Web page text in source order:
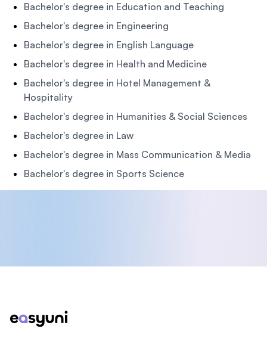
Bachelor's degree in Education and Teaching
Bachelor's degree in Engineering
Bachelor's degree in English Language
Bachelor's degree in Health and Medicine
Bachelor's degree in Hotel Management &
Hospitality
Bachelor's degree in Humanities & Social Sciences
Bachelor's degree in Law
Bachelor's degree in Mass Communication & Media
Bachelor's degree in Sports Science